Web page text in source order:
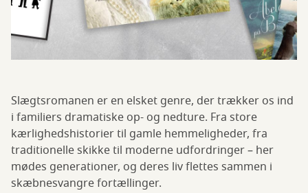
Slægtsromanen er en elsket genre, der trækker os ind
i familiers dramatiske op- og nedture. Fra store
kærlighedshistorier til gamle hemmeligheder, fra
traditionelle skikke til moderne udfordringer – her
mødes generationer, og deres liv flettes sammen i
skæbnesvangre fortællinger.